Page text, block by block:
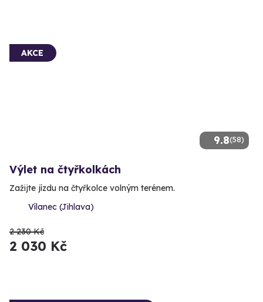
9.8(58)
AKCE
Výlet na čtyřkolkách
Zažijte jízdu na čtyřkolce volným terénem.
Vílanec (Jihlava)
2 230 Kč
2 030 Kč